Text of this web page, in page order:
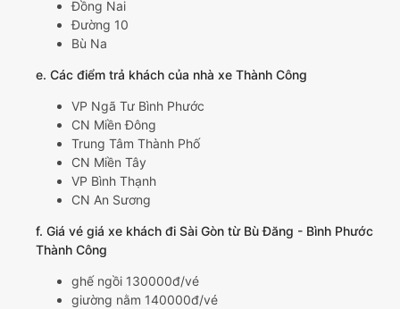
Đồng Nai
Đường 10
Bù Na
e. Các điểm trả khách của nhà xe Thành Công
VP Ngã Tư Bình Phước
CN Miền Đông
Trung Tâm Thành Phố
CN Miền Tây
VP Bình Thạnh
CN An Sương
f. Giá vé giá xe khách đi Sài Gòn từ Bù Đăng - Bình Phước
Thành Công
ghế ngồi 130000đ/vé
giường nằm 140000đ/vé